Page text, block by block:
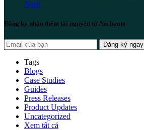
Nam
Đăng ký nhận thêm tài nguyên từ Anchanto
Đăng ký ngay
Tags
Blogs
Case Studies
Guides
Press Releases
Product Updates
Uncategorized
Xem tất cả